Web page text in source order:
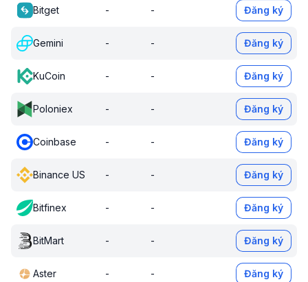
Bitget - - Đăng ký
Gemini - - Đăng ký
KuCoin - - Đăng ký
Poloniex - - Đăng ký
Coinbase - - Đăng ký
Binance US - - Đăng ký
Bitfinex - - Đăng ký
BitMart - - Đăng ký
Aster - - Đăng ký